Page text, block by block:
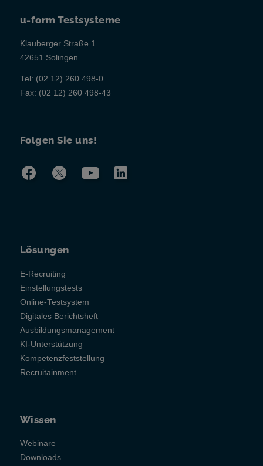
u-form Testsysteme
Klauberger Straße 1
42651 Solingen
Tel: (02 12) 260 498-0
Fax: (02 12) 260 498-43
Folgen Sie uns!
Lösungen
E-Recruiting
Einstellungstests
Online-Testsystem
Digitales Berichtsheft
Ausbildungsmanagement
KI-Unterstützung
Kompetenzfeststellung
Recruitainment
Wissen
Webinare
Downloads